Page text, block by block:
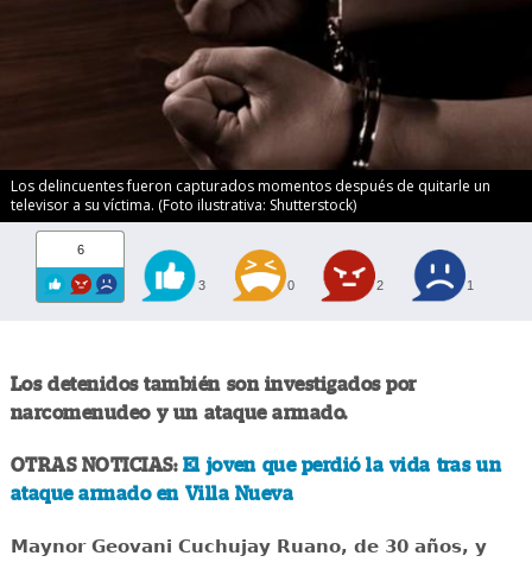
Los delincuentes fueron capturados momentos después de quitarle un
televisor a su víctima. (Foto ilustrativa: Shutterstock)
6
3 0 2 1
Los detenidos también son investigados por
narcomenudeo y un ataque armado.
OTRAS NOTICIAS: El joven que perdió la vida tras un
ataque armado en Villa Nueva
Maynor Geovani Cuchujay Ruano, de 30 años, y